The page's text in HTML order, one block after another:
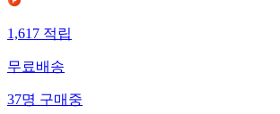
1,617적립
무료배송
37명구매중